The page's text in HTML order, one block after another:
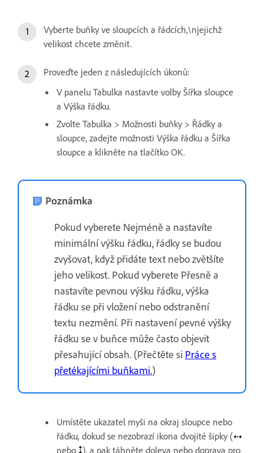
Vyberte buňky ve sloupcích a řádcích,\njejichž
velikost chcete změnit.
Proveďte jeden z následujících úkonů:
V panelu Tabulka nastavte volby Šířka sloupce
a Výška řádku.
Zvolte Tabulka > Možnosti buňky > Řádky a
sloupce, zadejte možnosti Výška řádku a Šířka
sloupce a klikněte na tlačítko OK.
Poznámka
Pokud vyberete Nejméně a nastavíte
minimální výšku řádku, řádky se budou
zvyšovat, když přidáte text nebo zvětšíte
jeho velikost. Pokud vyberete Přesně a
nastavíte pevnou výšku řádku, výška
řádku se při vložení nebo odstranění
textu nezmění. Při nastavení pevné výšky
řádku se v buňce může často objevit
přesahující obsah. (Přečtěte si Práce s
přetékajícími buňkami.)
Umístěte ukazatel myši na okraj sloupce nebo
řádku, dokud se nezobrazí ikona dvojité šipky (
nebo ), a pak táhněte doleva nebo doprava pro